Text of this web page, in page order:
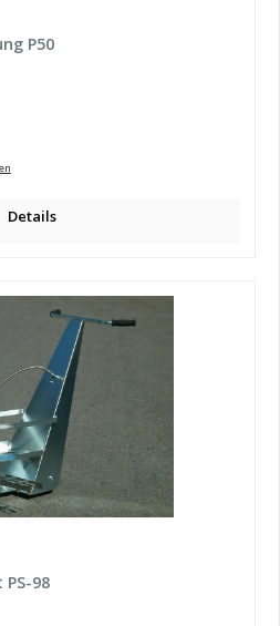
P50
Details
98